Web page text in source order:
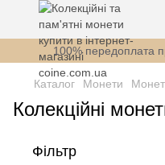
100% передоплата
Каталог Монети
Колекційні
Фільтр